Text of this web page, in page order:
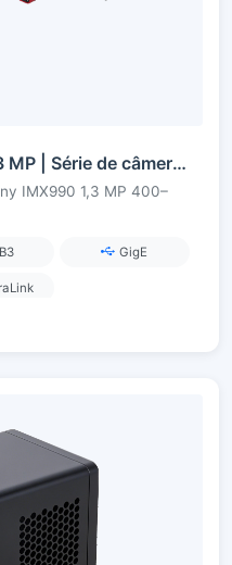
400–1700 nm IMX990 1,3 MP | Série de câmeras SWIR InGaAs
IMX990 1,3 MP 400–
GigE